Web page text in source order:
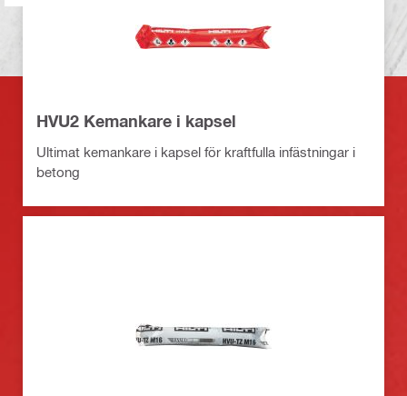
HVU2 Kemankare i kapsel
Ultimat kemankare i kapsel för kraftfulla infästningar i
betong